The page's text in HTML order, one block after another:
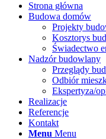
Strona główna
Budowa domów
Projekty
Kosztorys
Świadectwo
Nadzór budowlany
Przeglądy
Odbiór
Ekspertyza/
Realizacje
Referencje
Kontakt
Menu Menu